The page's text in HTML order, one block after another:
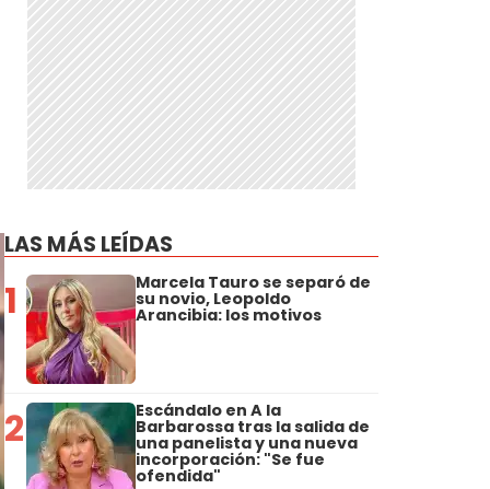
LAS MÁS LEÍDAS
1 Marcela Tauro se separó de
su novio, Leopoldo
Arancibia: los motivos
2 Escándalo en A la
Barbarossa tras la salida de
una panelista y una nueva
incorporación: "Se fue
ofendida"